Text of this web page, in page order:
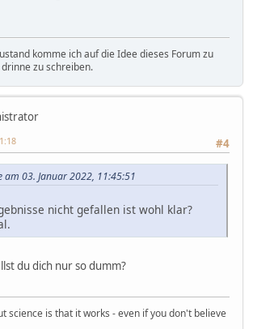
komme ich auf die Idee dieses Forum zu
zu schreiben.
#4
am 03. Januar 2022, 11:45:51
nicht gefallen ist wohl klar?
du dich nur so dumm?
science is that it works - even if you don't believe